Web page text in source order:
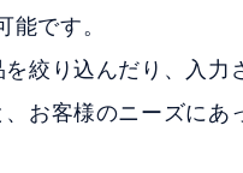
です。
絞り込んだり、入力
お客様のニーズにあ